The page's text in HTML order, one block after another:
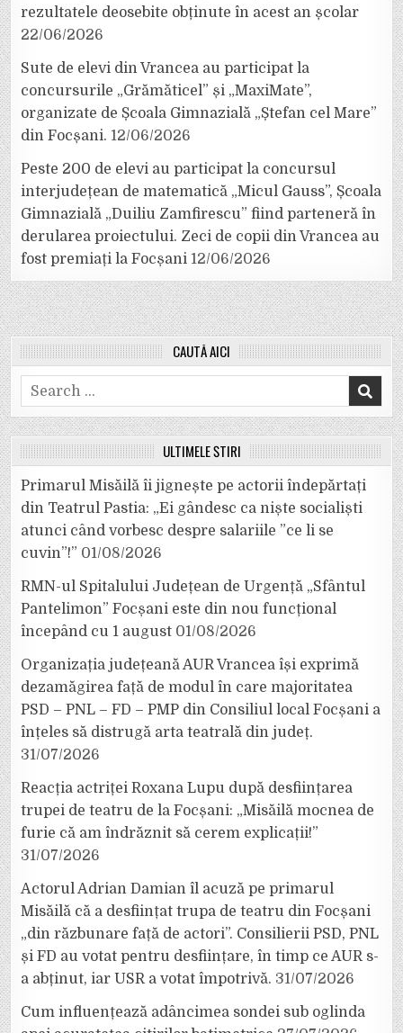
rezultatele deosebite obținute în acest an școlar
22/06/2026
Sute de elevi din Vrancea au participat la
concursurile „Grămăticel” și „MaxiMate”,
organizate de Școala Gimnazială „Ștefan cel Mare”
din Focșani. 12/06/2026
Peste 200 de elevi au participat la concursul
interjudețean de matematică „Micul Gauss”, Școala
Gimnazială „Duiliu Zamfirescu” fiind parteneră în
derularea proiectului. Zeci de copii din Vrancea au
fost premiați la Focșani 12/06/2026
CAUTĂ AICI
Search
for:
ULTIMELE ȘTIRI
Primarul Misăilă îi jignește pe actorii îndepărtați
din Teatrul Pastia: „Ei gândesc ca niște socialiști
atunci când vorbesc despre salariile ”ce li se
cuvin”!” 01/08/2026
RMN-ul Spitalului Județean de Urgență „Sfântul
Pantelimon” Focșani este din nou funcțional
începând cu 1 august 01/08/2026
Organizația județeană AUR Vrancea își exprimă
dezamăgirea față de modul în care majoritatea
PSD – PNL – FD – PMP din Consiliul local Focșani a
înțeles să distrugă arta teatrală din județ.
31/07/2026
Reacția actriței Roxana Lupu după desființarea
trupei de teatru de la Focșani: „Misăilă mocnea de
furie că am îndrăznit să cerem explicații!”
31/07/2026
Actorul Adrian Damian îl acuză pe primarul
Misăilă că a desființat trupa de teatru din Focșani
„din răzbunare față de actori”. Consilierii PSD, PNL
și FD au votat pentru desființare, în timp ce AUR s-
a abținut, iar USR a votat împotrivă. 31/07/2026
Cum influențează adâncimea sondei sub oglinda